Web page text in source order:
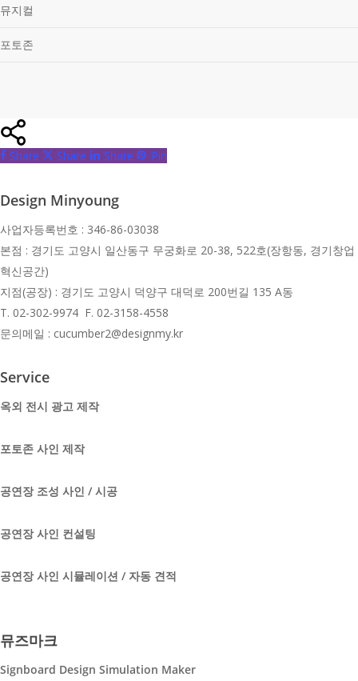
뮤지컬
포토존
Share
Share
Share Share Pin
Design Minyoung
사업자등록번호 : 346-86-03038
본점 : 경기도 고양시 일산동구 무궁화로 20-38, 522호(장항동, 경기창업
혁신공간)
지점(공장) : 경기도 고양시 덕양구 대덕로 200번길 135 A동
T. 02-302-9974 F. 02-3158-4558
문의메일 : cucumber2@designmy.kr
Service
옥외 전시 광고 제작
포토존 사인 제작
공연장 조성 사인 / 시공
공연장 사인 컨설팅
공연장 사인 시뮬레이션 / 자동 견적
뮤즈마크
Signboard Design Simulation Maker